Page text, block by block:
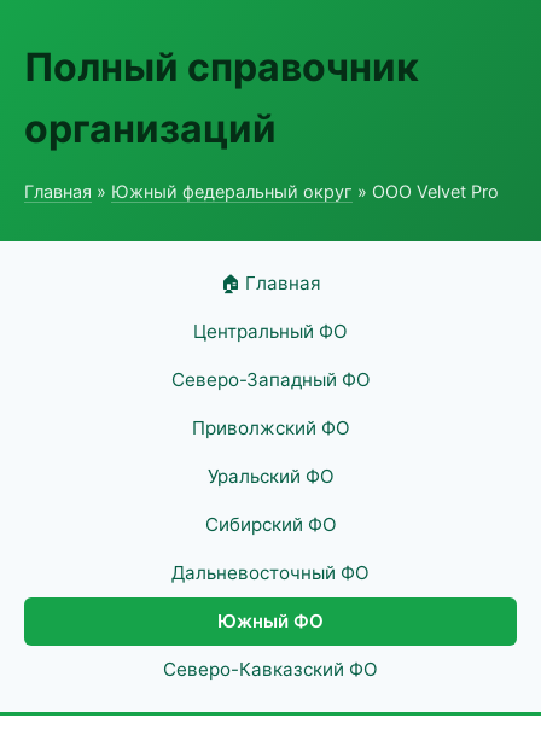
Полный справочник
организаций
Главная » Южный федеральный округ » ООО Velvet Pro
🏠 Главная
Центральный ФО
Северо-Западный ФО
Приволжский ФО
Уральский ФО
Сибирский ФО
Дальневосточный ФО
Южный ФО
Северо-Кавказский ФО